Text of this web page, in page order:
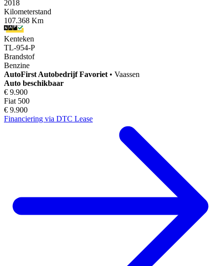
2018
Kilometerstand
107.368 Km
Kenteken
TL-954-P
Brandstof
Benzine
AutoFirst Autobedrijf Favoriet • Vaassen
Auto beschikbaar
€ 9.900
Fiat 500
€ 9.900
Financiering via DTC Lease